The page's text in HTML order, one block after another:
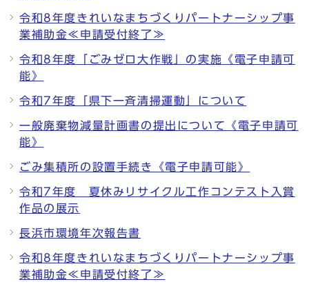
令和8年度きれいなまちづくりパートナーシップ事
業補助金≪申請受付終了≫
令和8年度「ごみゼロ大作戦」の実施《電子申請可
能》
令和7年度「県下一斉清掃運動」について
一般廃棄物減量計画書の提出について《電子申請可
能》
ごみ集積所の設置手続き《電子申請可能》
令和7年度 夏休みリサイクル工作コンテスト入賞
作品の展示
長浜市環境年次報告書
令和8年度きれいなまちづくりパートナーシップ事
業補助金≪申請受付終了≫